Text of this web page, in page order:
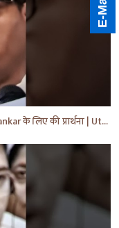
Deputy CM Brijesh Pathak ने दी MP Uma Shankar के लिए की प्रार्थना | Uttar Pradesh News #shorts #yt